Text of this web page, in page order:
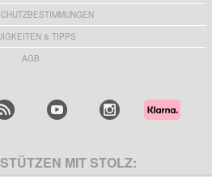
& TIPPS
AGB
MIT STOLZ: